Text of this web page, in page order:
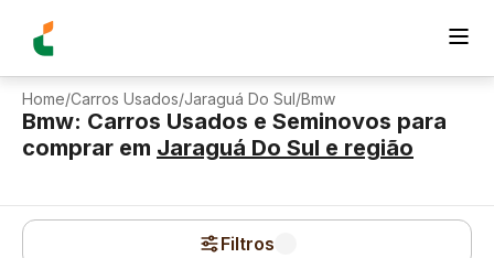
Home/Carros Usados/Jaraguá Do Sul/Bmw
Bmw: Carros Usados e Seminovos para
comprar em Jaraguá Do Sul e região
Filtros